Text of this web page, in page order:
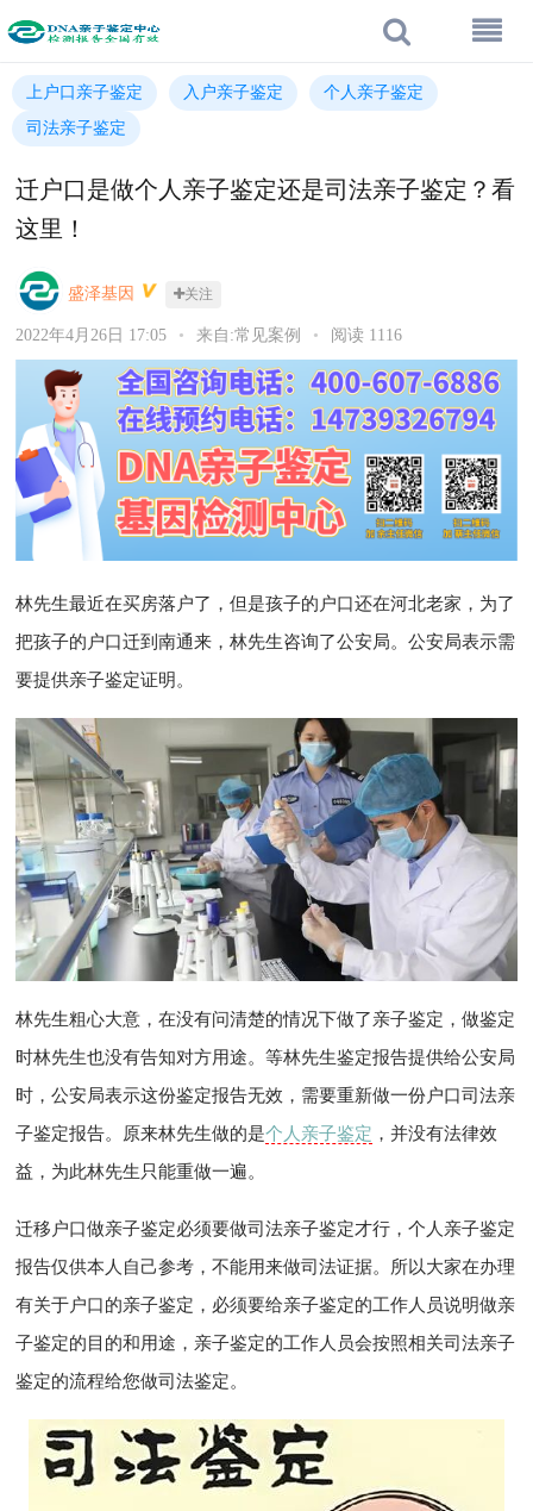
上户口亲子鉴定 入户亲子鉴定
个人亲子鉴定
司法亲子鉴定
迁户口是做个人亲子鉴定还是司法亲子鉴定？看
这里！
盛泽基因 关注
2022年4月26日 17:05 • 来自:常见案例 • 阅读 1116
林先生最近在买房落户了，但是孩子的户口还在河北老家，为了
把孩子的户口迁到南通来，林先生咨询了公安局。公安局表示需
要提供亲子鉴定证明。
林先生粗心大意，在没有问清楚的情况下做了亲子鉴定，做鉴定
时林先生也没有告知对方用途。等林先生鉴定报告提供给公安局
时，公安局表示这份鉴定报告无效，需要重新做一份户口司法亲
子鉴定报告。原来林先生做的是个人亲子鉴定 ，并没有法律效
益，为此林先生只能重做一遍。
迁移户口做亲子鉴定必须要做司法亲子鉴定才行，个人亲子鉴定
报告仅供本人自己参考，不能用来做司法证据。所以大家在办理
有关于户口的亲子鉴定，必须要给亲子鉴定的工作人员说明做亲
子鉴定的目的和用途，亲子鉴定的工作人员会按照相关司法亲子
鉴定的流程给您做司法鉴定。